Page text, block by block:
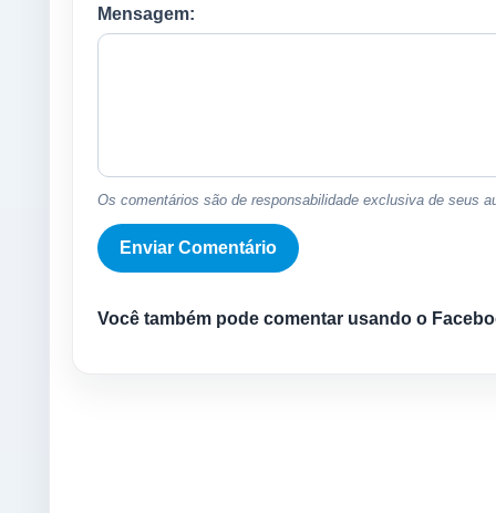
Mensagem:
Os comentários são de responsabilidade exclusiva de seus
Você também pode comentar usando o